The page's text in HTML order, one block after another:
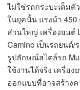
ไม่ใช่รถกระบะเต็ม
ในยุคนั้น แรงม้า
ส่วนใหญ่ เครื่องยนต์
Camino เป็นรถยนต์
รูปลักษณ์สไตล์รถ
ใช้งานได้จริง เครื่อง
ออกแบบที่อาจสร้าง